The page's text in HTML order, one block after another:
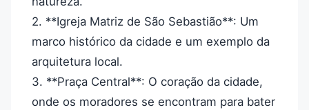
2. **Igreja Matriz de São Sebastião**: Um
marco histórico da cidade e um exemplo da
arquitetura local.
3. **Praça Central**: O coração da cidade,
onde os moradores se encontram para bater